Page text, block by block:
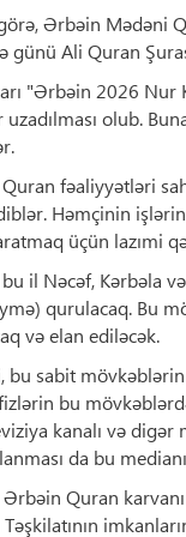
Ərbəin Mədəni
günü Ali Quran
"Ərbəin 2026
uzadılması olub.
fəaliyyətləri
Həmçinin
üçün lazımi
bu il Nəcəf,
qurulacaq. Bu
və elan ediləcək.
bu sabit
bu
kanalı və
da bu
Quran